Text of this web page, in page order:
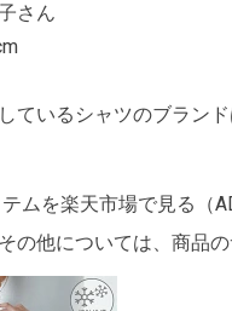
さん
ているシャツのブランド
ムを楽天市場で見る（
の他については、商品